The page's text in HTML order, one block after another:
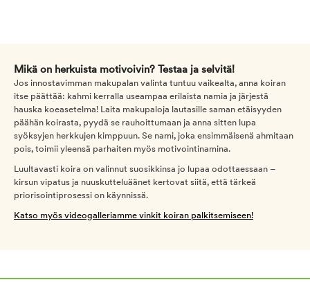
Mikä on herkuista motivoivin? Testaa ja selvitä!
Jos innostavimman makupalan valinta tuntuu vaikealta, anna koiran
itse päättää: kahmi kerralla useampaa erilaista namia ja järjestä
hauska koeasetelma! Laita makupaloja lautasille saman etäisyyden
päähän koirasta, pyydä se rauhoittumaan ja anna sitten lupa
syöksyjen herkkujen kimppuun. Se nami, joka ensimmäisenä ahmitaan
pois, toimii yleensä parhaiten myös motivointinamina.
Luultavasti koira on valinnut suosikkinsa jo lupaa odottaessaan –
kirsun vipatus ja nuuskutteluäänet kertovat siitä, että tärkeä
priorisointiprosessi on käynnissä.
Katso myös videogalleriamme vinkit koiran palkitsemiseen!